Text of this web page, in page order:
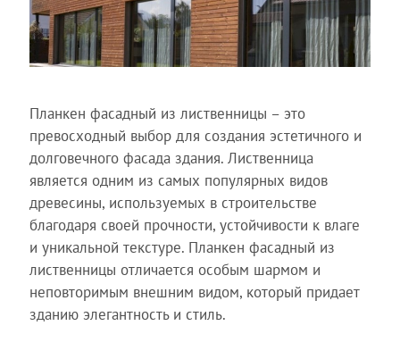
Планкен фасадный из лиственницы – это
превосходный выбор для создания эстетичного и
долговечного фасада здания. Лиственница
является одним из самых популярных видов
древесины, используемых в строительстве
благодаря своей прочности, устойчивости к влаге
и уникальной текстуре. Планкен фасадный из
лиственницы отличается особым шармом и
неповторимым внешним видом, который придает
зданию элегантность и стиль.